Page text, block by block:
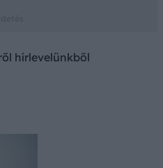
hírlevelünkből